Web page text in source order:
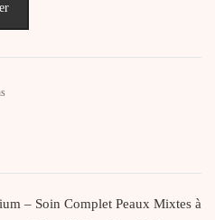
– Soin Complet Peaux Mixtes à